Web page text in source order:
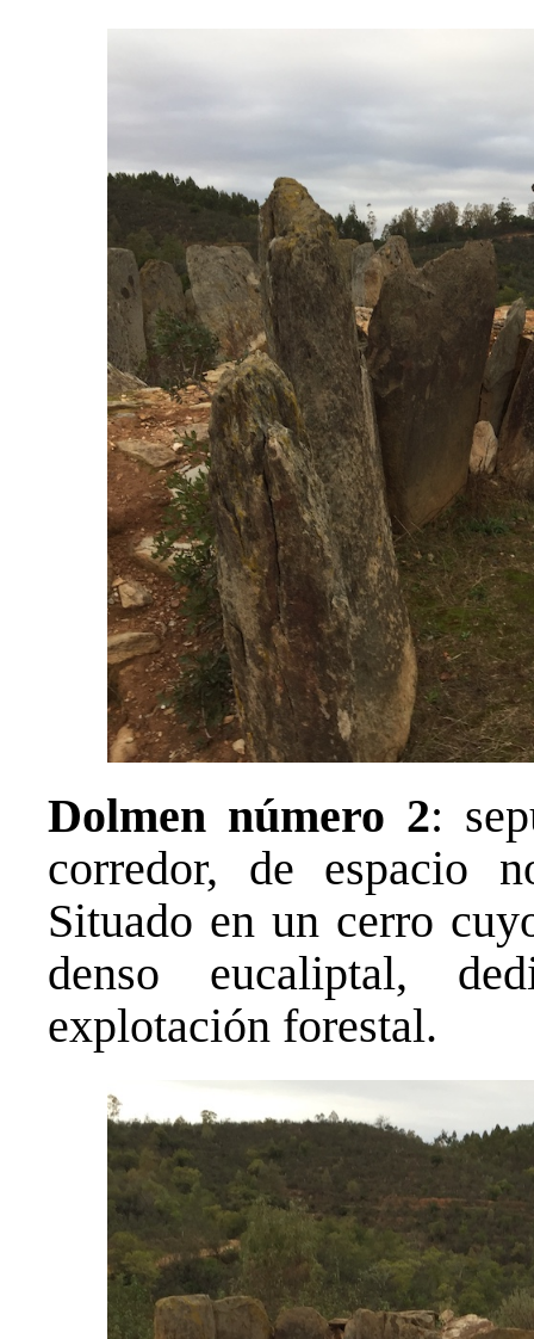
Dolmen número 2:
corredor, de espacio
Situado en un cerro
denso eucaliptal,
explotación forestal.